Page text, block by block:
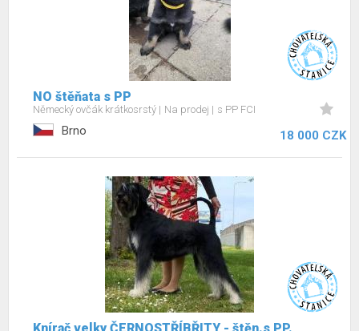
NO štěňata s PP
Německý ovčák krátkosrstý Na prodej s PP FCI
Brno 18 000 CZK